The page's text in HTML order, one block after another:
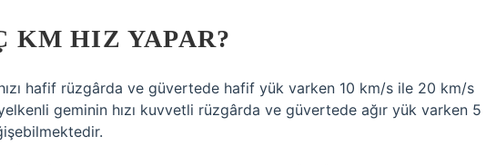
HIZ YAPAR?
hafif rüzgârda ve güvertede hafif yük varken 10 km/s ile 20 km/s
geminin hızı kuvvetli rüzgârda ve güvertede ağır yük varken 5